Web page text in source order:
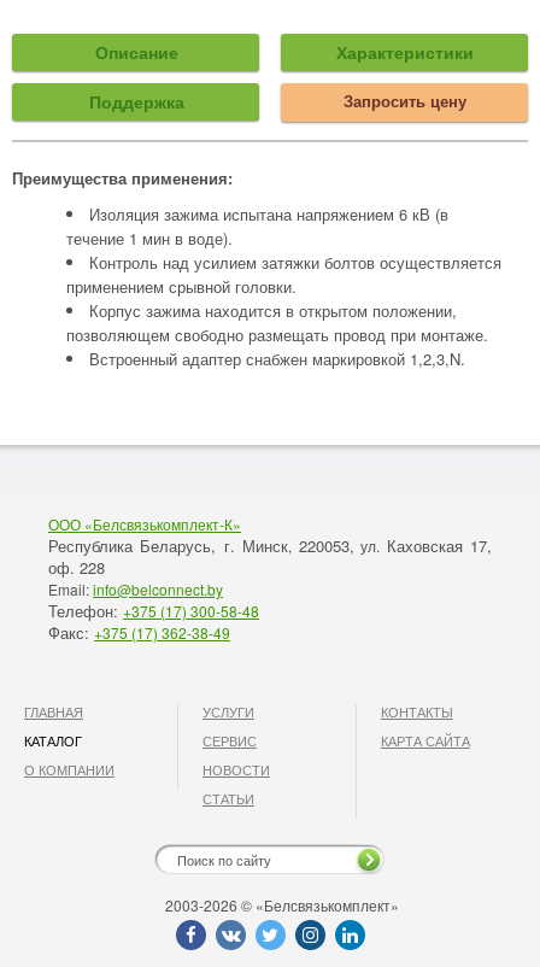
Описание Характеристики
Поддержка Запросить цену
Преимущества применения:
Изоляция зажима испытана напряжением 6 кВ (в
течение 1 мин в воде).
Контроль над усилием затяжки болтов осуществляется
применением срывной головки.
Корпус зажима находится в открытом положении,
позволяющем свободно размещать провод при монтаже.
Встроенный адаптер снабжен маркировкой 1,2,3,N.
ООО «Белсвязькомплект-К»
Республика Беларусь, г. Минск, 220053, ул. Каховская 17,
оф. 228
Email:info@belconnect.by
Телефон: +375 (17) 300-58-48
Факс: +375 (17) 362-38-49
ГЛАВНАЯ
КАТАЛОГ
О КОМПАНИИ
УСЛУГИ
СЕРВИС
НОВОСТИ
СТАТЬИ
КОНТАКТЫ
КАРТА САЙТА
2003-2026 © «Белсвязькомплект»